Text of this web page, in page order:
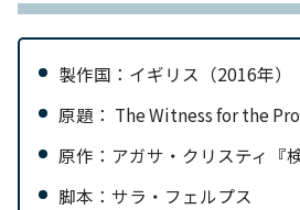
製作国：イギリス（2016年）
原題： The Witness for the
原作：アガサ・クリスティ『
脚本：サラ・フェルプス